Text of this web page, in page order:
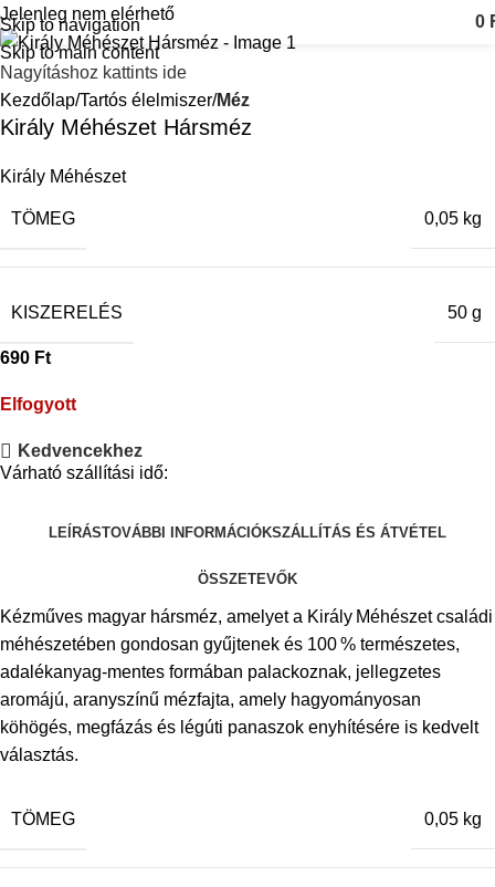
Skip to navigation
Skip to main content
0
Jelenleg nem elérhető
Nagyításhoz kattints ide
Kezdőlap Tartós élelmiszer Méz
Király Méhészet Hársméz
Király Méhészet
TÖMEG 0,05 kg
KISZERELÉS 50 g
690 Ft
Elfogyott
Kedvencekhez
Várható szállítási idő:
LEÍRÁSTOVÁBBI INFORMÁCIÓKSZÁLLÍTÁS ÉS ÁTVÉTEL
ÖSSZETEVŐK
Kézműves magyar hársméz, amelyet a Király Méhészet családi
méhészetében gondosan gyűjtenek és 100 % természetes,
adalékanyag‑mentes formában palackoznak, jellegzetes
aromájú, aranyszínű mézfajta, amely hagyományosan
köhögés, megfázás és légúti panaszok enyhítésére is kedvelt
választás.
TÖMEG 0,05 kg